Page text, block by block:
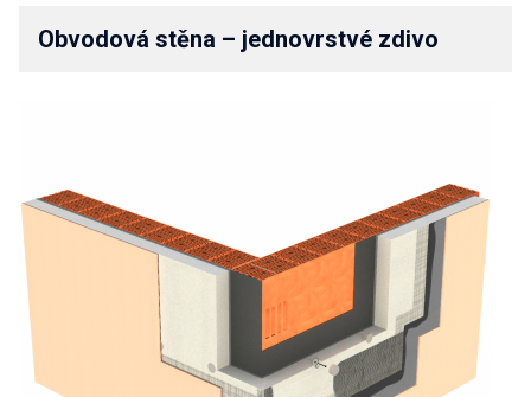
Obvodová stěna – jednovrstvé zdivo